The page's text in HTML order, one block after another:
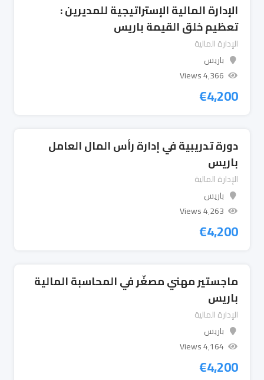
الإدارة المالية الإستراتيجية للمديرين :
تعظيم خلق القيمة باريس
الإدارة المالية
باريس
4٬366 Views
€4,200
دورة تدريبية في إدارة رأس المال العامل
باريس
الإدارة المالية
باريس
4٬263 Views
€4,200
ماجستير مهني مصغّر في المحاسبة المالية
باريس
الإدارة المالية
باريس
4٬164 Views
€4,200